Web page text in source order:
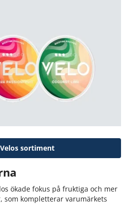
sortiment
ökade fokus på fruktiga och mer
som kompletterar varumärkets